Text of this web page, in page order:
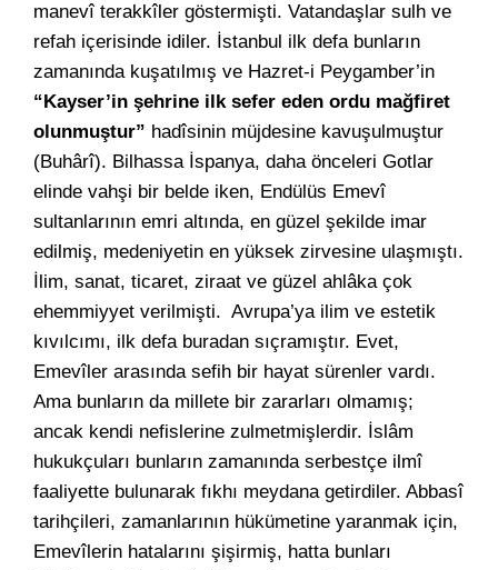
manevî terakkîler göstermişti. Vatandaşlar sulh ve
refah içerisinde idiler. İstanbul ilk defa bunların
zamanında kuşatılmış ve Hazret-i Peygamber’in
“Kayser’in şehrine ilk sefer eden ordu mağfiret
olunmuştur” hadîsinin müjdesine kavuşulmuştur
(Buhârî). Bilhassa İspanya, daha önceleri Gotlar
elinde vahşi bir belde iken, Endülüs Emevî
sultanlarının emri altında, en güzel şekilde imar
edilmiş, medeniyetin en yüksek zirvesine ulaşmıştı.
İlim, sanat, ticaret, ziraat ve güzel ahlâka çok
ehemmiyyet verilmişti. Avrupa’ya ilim ve estetik
kıvılcımı, ilk defa buradan sıçramıştır. Evet,
Emevîler arasında sefih bir hayat sürenler vardı.
Ama bunların da millete bir zararları olmamış;
ancak kendi nefislerine zulmetmişlerdir. İslâm
hukukçuları bunların zamanında serbestçe ilmî
faaliyette bulunarak fıkhı meydana getirdiler. Abbasî
tarihçileri, zamanlarının hükümetine yaranmak için,
Emevîlerin hatalarını şişirmiş, hatta bunları